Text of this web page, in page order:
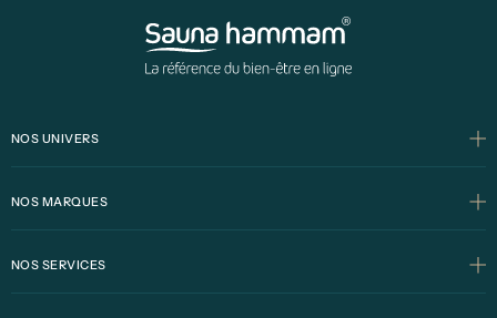
NOS UNIVERS
NOS MARQUES
NOS SERVICES